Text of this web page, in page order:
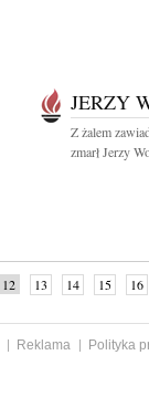
JERZY
Z żalem
zmarł Jerzy
12 13 14 15 16
Reklama
Polityka